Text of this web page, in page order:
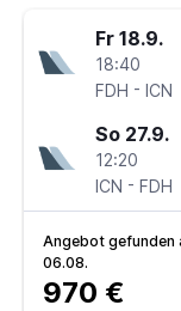
Fr 18.9.
18:40
FDH - ICN
So 27.9.
12:20
ICN - FDH
Angebot gefunden
06.08.
970 €